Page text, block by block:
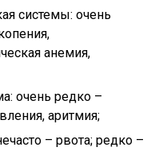
системы: очень
анемия,
очень редко –
аритмия;
– рвота; редко –